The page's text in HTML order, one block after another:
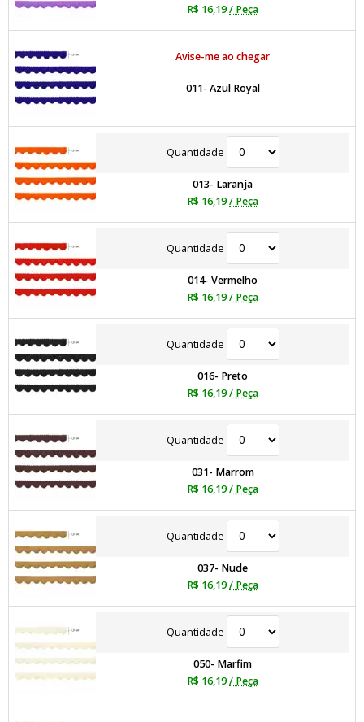
R$ 16,19/ Peça
Avise-me ao chegar
011- Azul Royal
Quantidade
013- Laranja
R$ 16,19/ Peça
Quantidade
014- Vermelho
R$ 16,19/ Peça
Quantidade
016- Preto
R$ 16,19/ Peça
Quantidade
031- Marrom
R$ 16,19/ Peça
Quantidade
037- Nude
R$ 16,19/ Peça
Quantidade
050- Marfim
R$ 16,19/ Peça